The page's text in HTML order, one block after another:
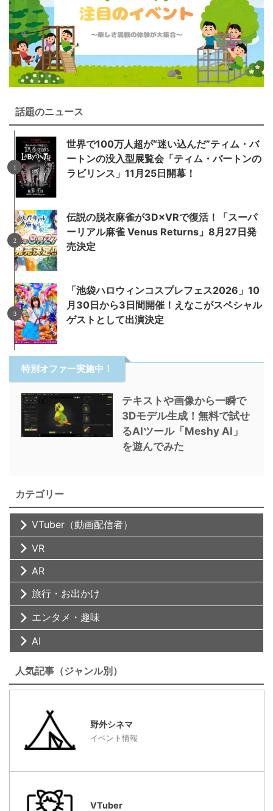
話題のニュース
世界で100万人超が“迷い込んだ”ティム・バ
ートンの没入型展覧会「ティム・バートンの
ラビリンス」11月25日開幕！
伝説の脱衣麻雀が3D×VRで復活！「スーパ
ーリアル麻雀 Venus Returns」8月27日発
売決定
「池袋ハロウィンコスプレフェス2026」10
月30日から3日間開催！えなこがスペシャル
ゲストとして出演決定
特別オファー実施中！
テキストや画像から一瞬で
3Dモデル生成！無料で試せ
るAIツール「Meshy AI」
を遊んでみた
カテゴリー
VTuber（動画配信者）
VR
AR
旅行・お出かけ
エンタメ・趣味
AI
人気記事（ジャンル別）
野外シネマ
イベント情報
VTuber